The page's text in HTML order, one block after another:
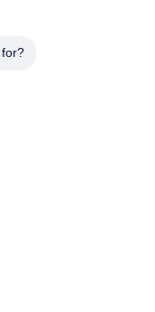
τύπων έντασης S